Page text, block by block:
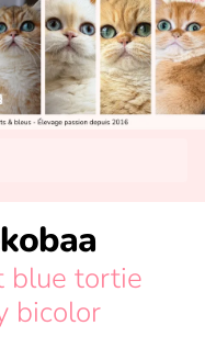
blue tortie
bicolor